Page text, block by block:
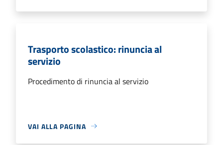
Trasporto scolastico: rinuncia al
servizio
Procedimento di rinuncia al servizio
VAI ALLA PAGINA